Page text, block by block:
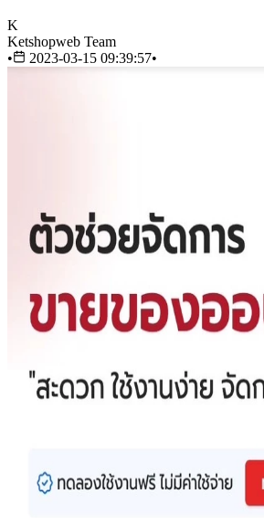
K
Ketshopweb Team
•
2023-03-15 09:39:57•